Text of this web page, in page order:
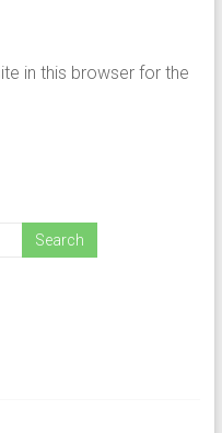
in this browser for the